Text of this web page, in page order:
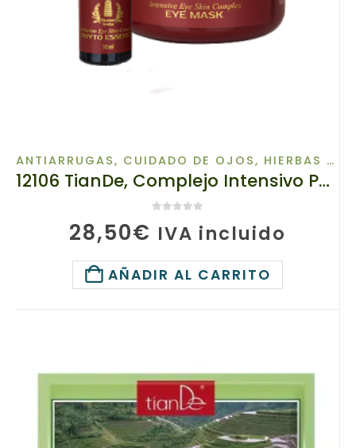
ANTIARRUGAS, CUIDADO DE OJOS, HIERBAS TIBETANAS
12106 TianDe, Complejo Intensivo Para Ojos, 100 g + 10 ml, Doble Fuerza de Rejuvenecimiento!
28,50€ IVA incluido
AÑADIR AL CARRITO